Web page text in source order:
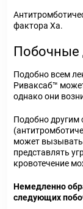
фактора Ха.
Побочные
Подобно всем
Риваксаб™
однако они
Подобно другим
может вызывать
представлять
кровотечение
Немедленно
следующих